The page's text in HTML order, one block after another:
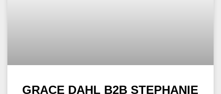
GRACE DAHL B2B STEPHANIE